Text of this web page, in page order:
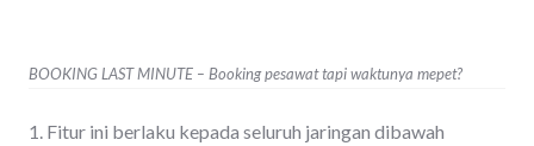
BOOKING LAST MINUTE – Booking pesawat tapi waktunya mepet?
1. Fitur ini berlaku kepada seluruh jaringan dibawah